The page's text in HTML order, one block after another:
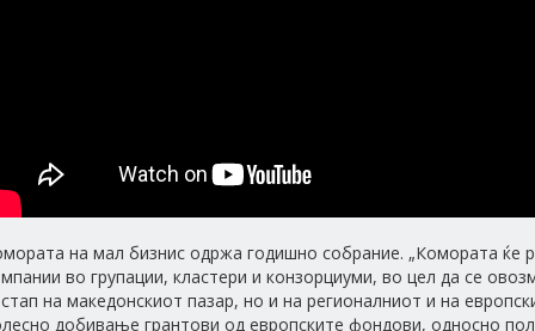
на мал бизнис одржа годишно собрание. „Комората ќе
во групации, кластери и конзорциуми, во цел да се
на македонскиот пазар, но и на регионалниот и на
добивање грантови од европските фондови, односно